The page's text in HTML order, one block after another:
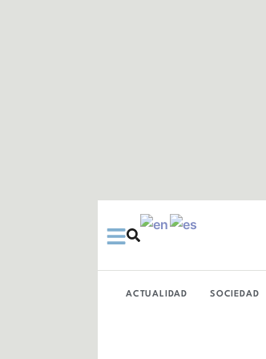
ACTUALIDAD SOCIEDAD